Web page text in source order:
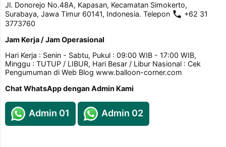
Jl. Donorejo No.48A, Kapasan, Kecamatan Simokerto,
Surabaya, Jawa Timur 60141, Indonesia. Telepon
+62 31
3773760
Jam Kerja / Jam Operasional
Hari Kerja : Senin - Sabtu, Pukul : 09:00 WIB - 17:00 WIB,
Minggu : TUTUP / LIBUR, Hari Besar / Libur Nasional : Cek
Pengumuman di Web Blog www.balloon-corner.com
Chat WhatsApp dengan Admin Kami
Admin 01 Admin 02